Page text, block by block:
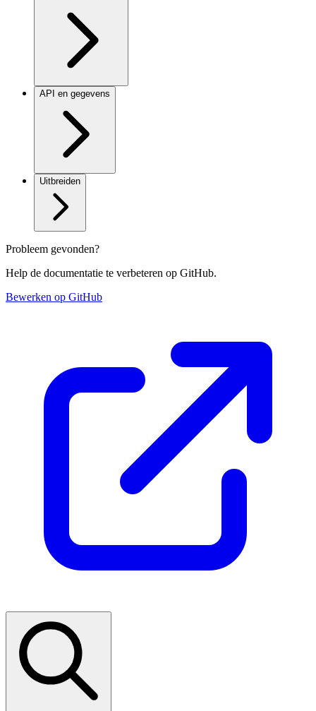
API en gegevens
Uitbreiden
Probleem gevonden?
Help de documentatie te verbeteren op GitHub.
Bewerken op GitHub